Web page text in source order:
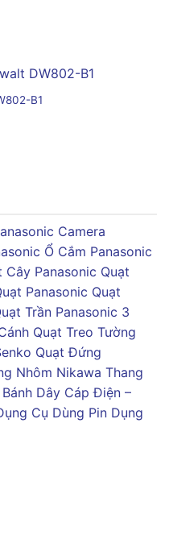
B1
Camera
Ổ Cắm Panasonic
Cây Panasonic Quạt
Panasonic Quạt
Trần Panasonic 3
Quạt Treo Tường
Quạt Đứng
Nhôm Nikawa Thang
Dây Cáp Điện –
Cụ Dùng Pin Dụng